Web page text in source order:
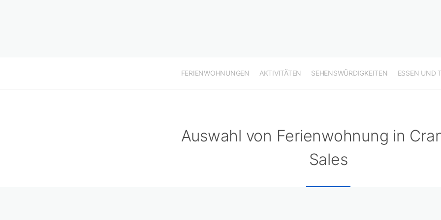
FERIENWOHNUNGEN AKTIVITÄTEN SEHENSWÜRDIGKEITEN ESSEN UND
Auswahl von Ferienwohnung in
Sales